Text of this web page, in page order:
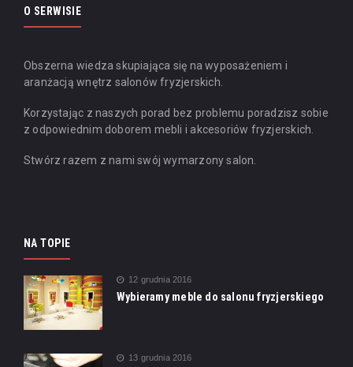
O SERWISIE
Obszerna wiedza skupiająca się na wyposażeniem i
aranżacją wnętrz salonów fryzjerskich.
Korzystając z naszych porad bez problemu poradzisz sobie
z odpowiednim doborem mebli i akcesoriów fryzjerskich.
Stwórz razem z nami swój wymarzony salon.
NA TOPIE
12 grudnia 2016
Wybieramy meble do salonu fryzjerskiego
13 grudnia 2016